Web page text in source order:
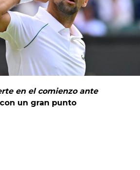
en el comienzo ante
un gran punto